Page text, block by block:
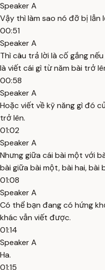
Speaker A
Vậy thì làm sao nó đỡ bị lẫn
00:51
Speaker A
Thì câu trả lời là cố gắng
là viết cái gì từ năm bài trở
00:58
Speaker A
Hoặc viết về kỹ năng gì đó
trở lên.
01:02
Speaker A
Nhưng giữa cái bài một với
bài giữa bài một, bài hai, bài
01:08
Speaker A
Có thể bạn đang có hứng
khác vẫn viết được.
01:14
Speaker A
Ha.
01:15